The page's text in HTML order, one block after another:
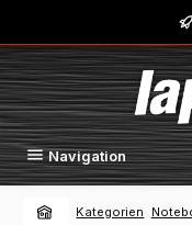
Zum Hauptinhalt springen
Navigation
Kategorien